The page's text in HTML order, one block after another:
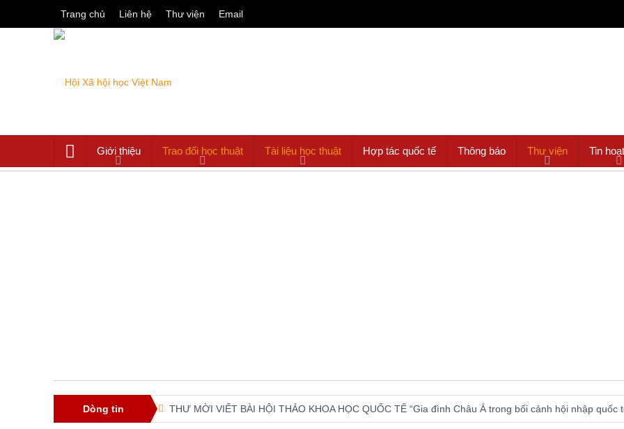
Trang chủ Liên hệ Thư viện Email
Giới thiệu Trao đổi học thuật Tài liệu học thuật Hợp tác quốc tế Thông báo Thư viện Tin
Dòng tin THƯ MỜI VIẾT BÀI HỘI THẢO KHOA HỌC QUỐC TẾ “Gia đình Châu Á trong bối cảnh hội nhập quốc